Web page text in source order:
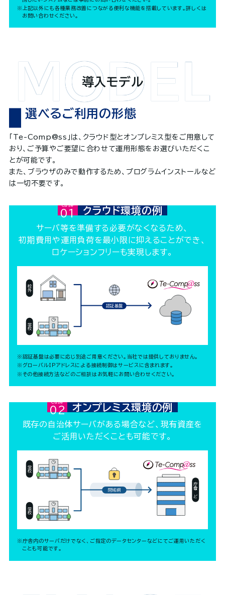
※上記以外にも各種業務改善につながる便利な機能を搭載しています。詳しくは
お問い合わせください。
導入モデル
選べるご利用の形態
「Te-Comp@ss」は、クラウド型とオンプレミス型をご用意して
おり、ご予算やご要望に合わせて運用形態をお選びいただくこ
とが可能です。
また、ブラウザのみで動作するため、プログラムインストールなど
は一切不要です。
Case01クラウド環境の例
サーバ等を準備する必要がなくなるため、
初期費用や運用負荷を最小限に抑えることができ、
ロケーションフリーも実現します。
校外
学校
認証基盤
※認証基盤は必要に応じ別途ご用意ください。当社では提供しておりません。
※グローバルIPアドレスによる接続制御はサービスに含まれます。
※その他接続方法などのご相談はお気軽にお問い合わせください。
Case02オンプレミス環境の例
既存の自治体サーバがある場合など、現有資産を
ご活用いただくことも可能です。
学校
学校
庁舎など
閉域網
※庁舎内のサーバだけでなく、ご指定のデータセンターなどにてご運用いただく
ことも可能です。